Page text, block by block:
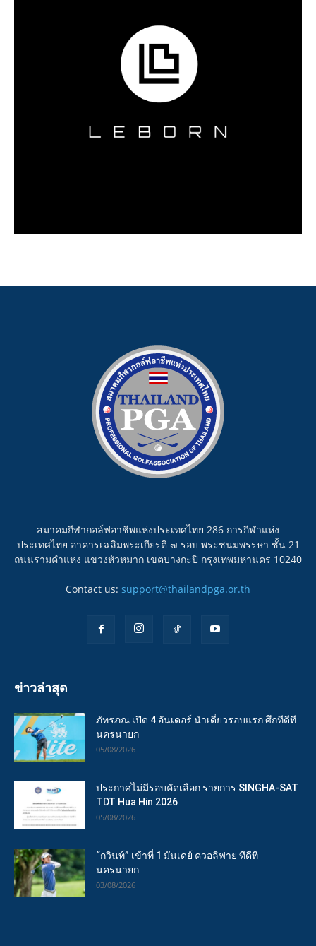
สมาคมกีฬากอล์ฟอาชีพแห่งประเทศไทย 286 การกีฬาแห่ง
ประเทศไทย อาคารเฉลิมพระเกียรติ ๗ รอบ พระชนมพรรษา ชั้น 21
ถนนรามคำแหง แขวงหัวหมาก เขตบางกะปิ กรุงเทพมหานคร 10240
Contact us: support@thailandpga.or.th
ข่าวล่าสุด
ภัทรภณ เปิด 4 อันเดอร์ นำเดี่ยวรอบแรก ศึกทีดีที
นครนายก
05/08/2026
ประกาศไม่มีรอบคัดเลือก รายการ SINGHA-SAT
TDT Hua Hin 2026
05/08/2026
“กวินท์” เข้าที่ 1 มันเดย์ ควอลิฟาย ทีดีที
นครนายก
03/08/2026